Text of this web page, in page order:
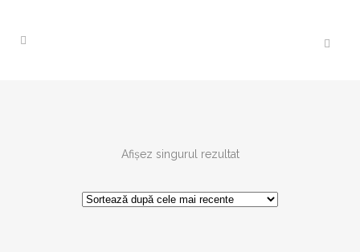
Afișez singurul rezultat